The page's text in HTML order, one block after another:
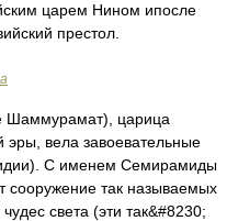
царем Нином ипосле
престол.
Шаммурамат), царица
вела завоевательные
С именем Семирамиды
сооружение так называемых
света (эти так&#8230;